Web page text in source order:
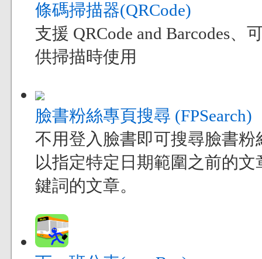
條碼掃描器(QRCode)
支援 QRCode and Barcodes
供掃描時使用
臉書粉絲專頁搜尋 (FPSearch)
不用登入臉書即可搜尋臉書
以指定特定日期範圍之前的
鍵詞的文章。